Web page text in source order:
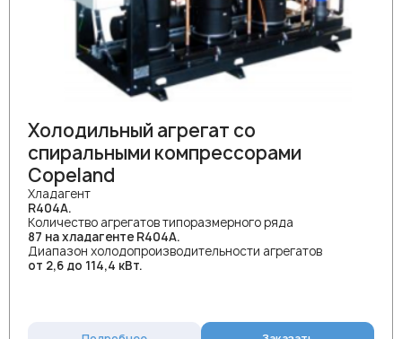
Холодильный агрегат со
спиральными компрессорами
Copeland
Хладагент
R404A.
Количество агрегатов типоразмерного ряда
87 на хладагенте R404A.
Диапазон холодопроизводительности агрегатов
от 2,6 до 114,4 кВт.